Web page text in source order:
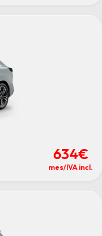
634€
mes/IVA incl.